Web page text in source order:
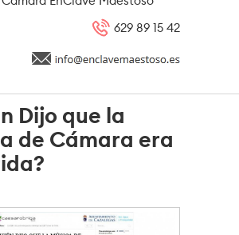
629 89 15 42
Dijo que la
de Cámara era